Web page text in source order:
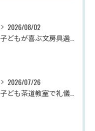
2026/08/02
2026/07/26